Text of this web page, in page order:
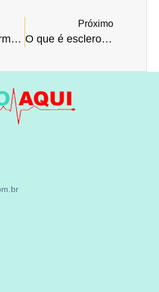
O que é enfermaria?
Próximo
O que é esclerose múltipla?